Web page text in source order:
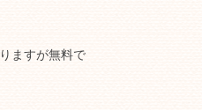
ますが無料で